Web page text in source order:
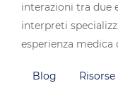
interazioni tra due
interpreti
esperienza
Blog Risorse